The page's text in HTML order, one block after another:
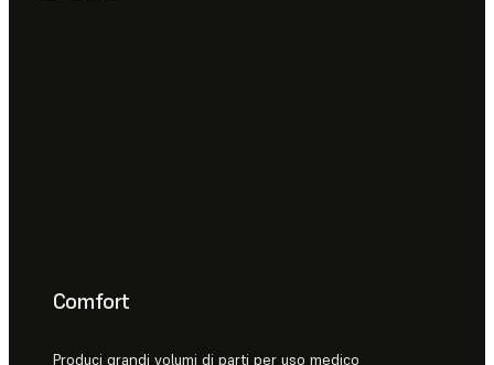
Comfort
Produci grandi volumi di parti per uso medico